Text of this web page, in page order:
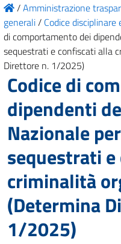
/Amministrazione
generali/ Codice
di comportamento dei
sequestrati e confiscati alla
Direttore n. 1/2025)
Codice di
dipendenti
Nazionale
sequestrati
criminalità
(Determina
1/2025)